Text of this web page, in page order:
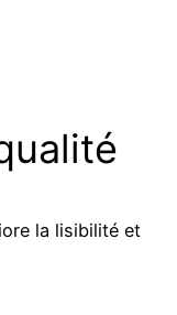
la lisibilité et